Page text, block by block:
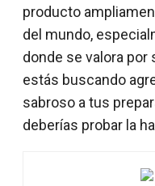
producto
del mundo,
donde se valora por
estás buscando
sabroso a tus
deberías probar la